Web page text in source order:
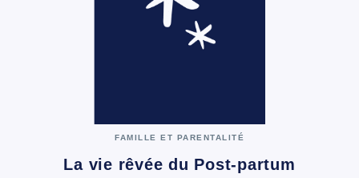
FAMILLE ET PARENTALITÉ
La vie rêvée du Post-partum